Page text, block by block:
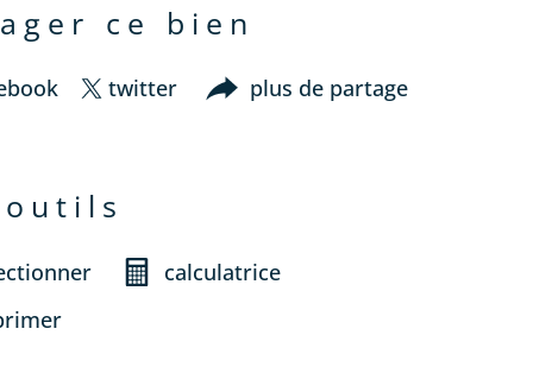
ce bien
twitter plus de partage
outils
calculatrice